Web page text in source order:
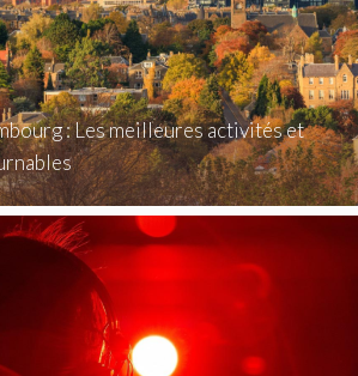
: Les meilleures activités et